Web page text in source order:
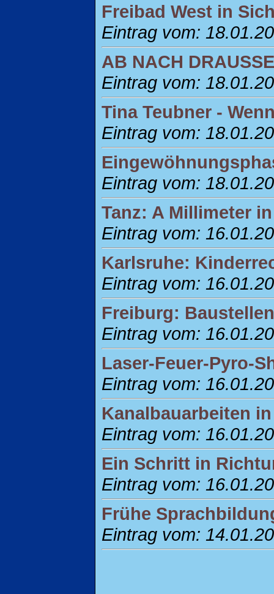
Freibad West in
Eintrag vom:
AB NACH
Eintrag vom:
Tina Teubner -
Eintrag vom:
Eintrag vom:
Tanz: A Millimeter
Eintrag vom:
Karlsruhe:
Eintrag vom:
Freiburg:
Eintrag vom:
Laser-Feuer-Pyro-
Eintrag vom:
Kanalbauarbeiten
Eintrag vom:
Ein Schritt in
Eintrag vom:
Frühe
Eintrag vom: